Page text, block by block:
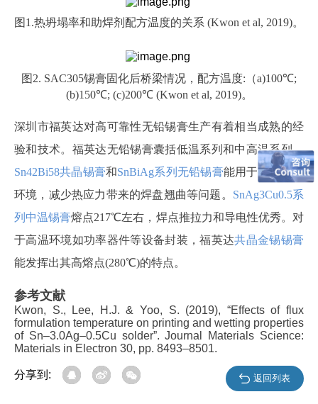
图 1.热坍塌率和助焊剂配方温度的关系 (Kwon et al, 2019)。
图 2. SAC305锡膏固化后桥梁情况，配方温度:（a)100℃;
(b)150℃; (c)200℃ (Kwon et al, 2019)。
深圳市福英达对高可靠性无铅锡膏生产有着相当成熟的经
验和技术。福英达无铅锡膏囊括低温系列和中高温系列。
Sn42Bi58共晶锡膏和SnBiAg系列无铅锡膏能用于低温焊接
环境，减少热应力带来的焊盘翘曲等问题。 SnAg3Cu0.5系
列中温锡膏熔点217℃左右，焊点推拉力和导电性优秀。对
于高温环境如功率器件等设备封装，福英达共晶金锡锡膏
能发挥出其高熔点(280℃)的特点。
参考文献
Kwon, S., Lee, H.J. & Yoo, S. (2019), “Effects of flux
formulation temperature on printing and wetting properties
of Sn–3.0Ag–0.5Cu solder”. Journal Materials Science:
Materials in Electron 30, pp. 8493–8501.
分享到: 返回列表